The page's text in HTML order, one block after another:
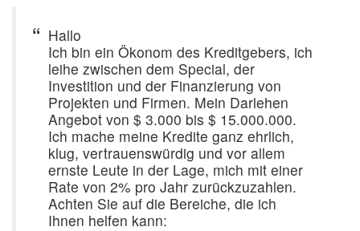
Hallo
Ich bin ein Ökonom des Kreditgebers, ich
leihe zwischen dem Special, der
Investition und der Finanzierung von
Projekten und Firmen. Mein Darlehen
Angebot von $ 3.000 bis $ 15.000.000.
Ich mache meine Kredite ganz ehrlich,
klug, vertrauenswürdig und vor allem
ernste Leute in der Lage, mich mit einer
Rate von 2% pro Jahr zurückzuzahlen.
Achten Sie auf die Bereiche, die ich
Ihnen helfen kann: